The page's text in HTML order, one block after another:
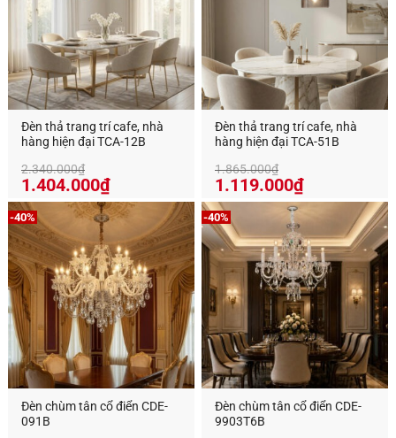
Đèn thả trang trí cafe, nhà
hàng hiện đại TCA-12B
2.340.000₫
Giá
gốc
là:
2.340.000₫.
1.404.000₫Giá
hiện
tại
là:
1.404.000₫.
Đèn thả trang trí cafe, nhà
hàng hiện đại TCA-51B
1.865.000₫
Giá
gốc
là:
1.865.000₫.
1.119.000₫Giá
hiện
tại
là:
-40%
Đèn chùm tân cổ điển CDE-
091B
-40%
Đèn chùm tân cổ điển CDE-
9903T6B